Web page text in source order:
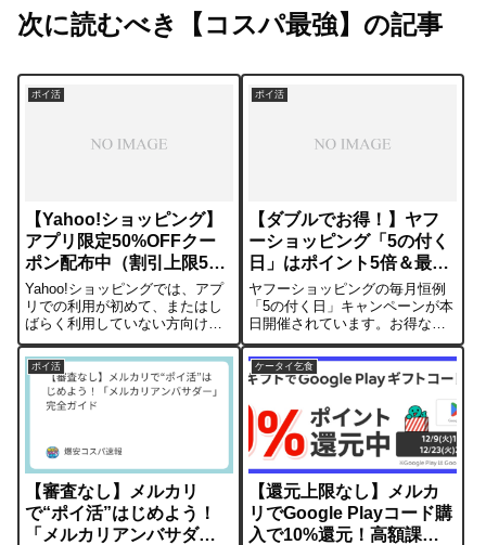
次に読むべき【コスパ最強】の記事
ポイ活
【Yahoo!ショッピング】
アプリ限定50%OFFクー
ポン配布中（割引上限500
円／2026年1月1日まで）
Yahoo!ショッピングでは、アプ
リでの利用が初めて、またはし
ばらく利用していない方向け
に、お得なクーポンを配布して
います。📜 クーポンの概要項目
詳細特典50%OFFクーポンを進
呈期間2025年12月1日(月)00:00
～2026年1月1日...
ポイ活
【ダブルでお得！】ヤフ
ーショッピング「5の付く
日」はポイント5倍＆最大
1,500円OFFクーポン配布
中！
ヤフーショッピングの毎月恒例
「5の付く日」キャンペーンが本
日開催されています。お得なポ
イントアップに加え、高額割引
クーポンも同時配布中です！1.
⚡ ポイント5倍をゲットする重要
条件！まず、キャンペーン参加
にはエントリーが必須です。必
ず下記...
ポイ活
【審査なし】メルカリ
で“ポイ活”はじめよう！
「メルカリアンバサダ
ケータイ乞食
【還元上限なし】メルカ
リでGoogle Playコード購
入で10%還元！高額課金